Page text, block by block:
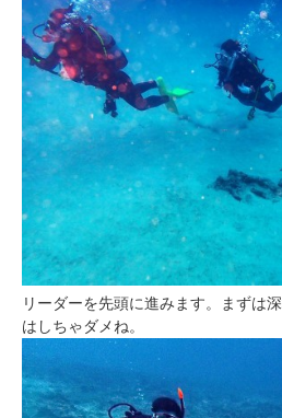
リーダーを先頭に進みます。まずは
はしちゃダメね。